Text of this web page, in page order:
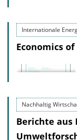
Internationale
Economics
Nachhaltig
Berichte aus